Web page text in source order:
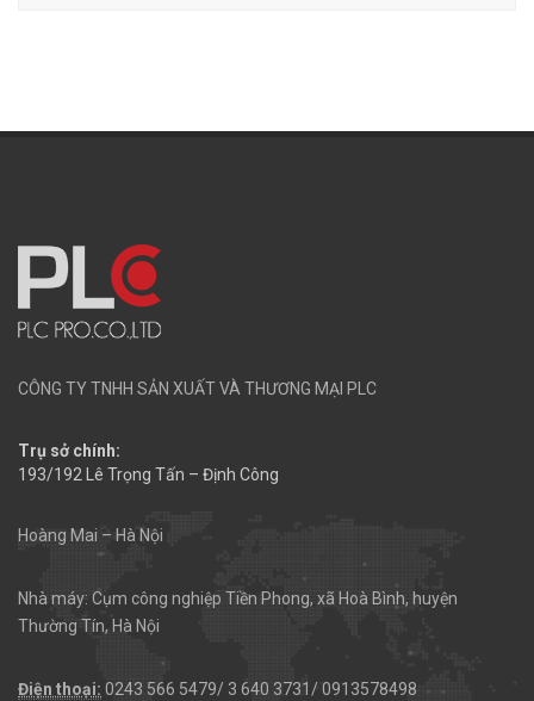
CÔNG TY TNHH SẢN XUẤT VÀ THƯƠNG MẠI PLC
Trụ sở chính:
193/192 Lê Trọng Tấn – Định Công
Hoàng Mai – Hà Nội
Nhà máy: Cụm công nghiệp Tiền Phong, xã Hoà Bình, huyện
Thường Tín, Hà Nội
Điện thoại: 0243 566 5479/ 3 640 3731/ 0913578498